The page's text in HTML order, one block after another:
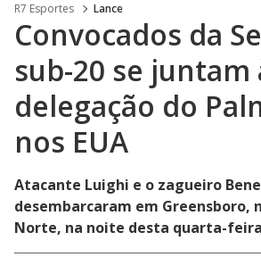
R7 Esportes Lance
Convocados da
sub-20 se juntam
delegação do
nos EUA
Atacante Luighi e o zagueiro
desembarcaram em Greensboro,
Norte, na noite desta quarta-